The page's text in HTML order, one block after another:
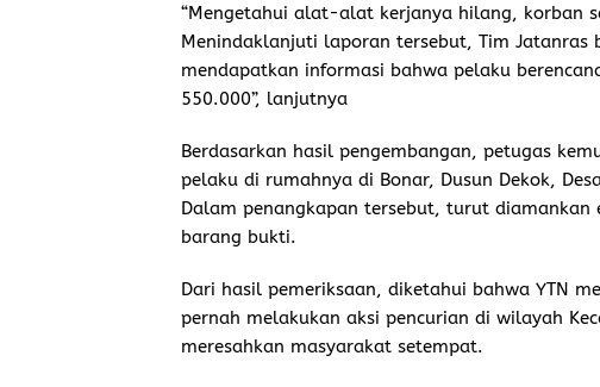
“Mengetahui alat-alat kerjanya hilang, korban
Menindaklanjuti laporan tersebut, Tim Jatanras
mendapatkan informasi bahwa pelaku
550.000”, lanjutnya
Berdasarkan hasil pengembangan, petugas
pelaku di rumahnya di Bonar, Dusun Dekok,
Dalam penangkapan tersebut, turut
barang bukti.
Dari hasil pemeriksaan, diketahui bahwa YTN
pernah melakukan aksi pencurian di wilayah
meresahkan masyarakat setempat.